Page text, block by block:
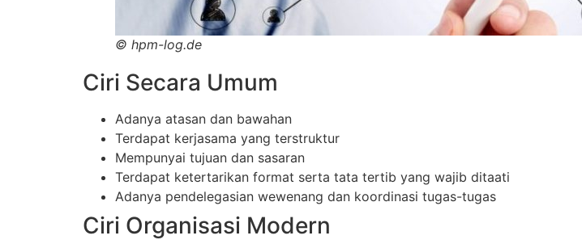
© hpm-log.de
Ciri Secara Umum
Adanya atasan dan bawahan
Terdapat kerjasama yang terstruktur
Mempunyai tujuan dan sasaran
Terdapat ketertarikan format serta tata tertib yang wajib ditaati
Adanya pendelegasian wewenang dan koordinasi tugas-tugas
Ciri Organisasi Modern